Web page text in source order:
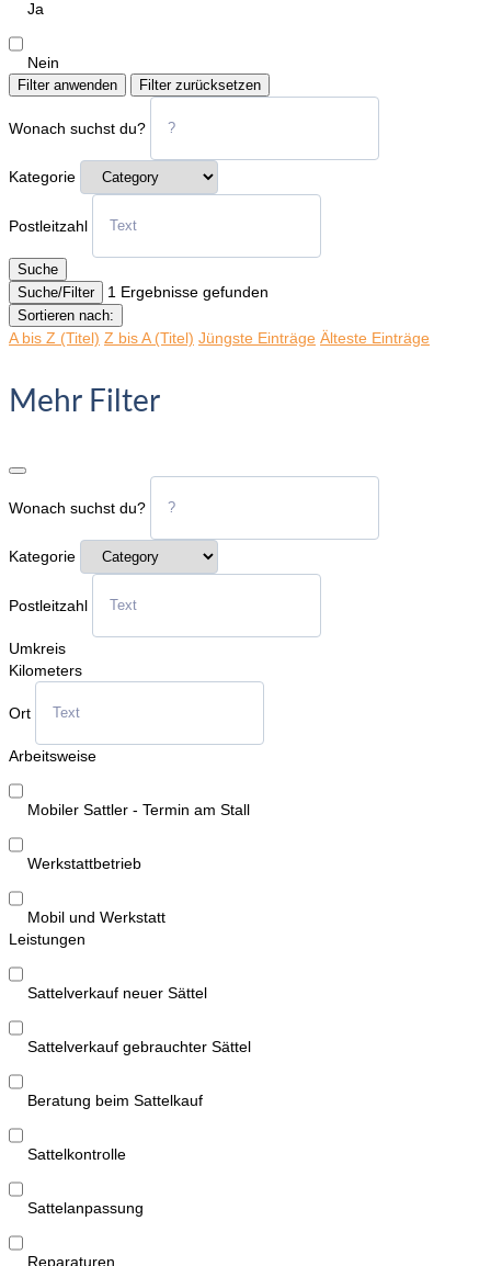
Ja
Nein
Filter anwenden Filter zurücksetzen
Wonach suchst du?
Kategorie
Postleitzahl
Suche
Suche/Filter
1 Ergebnisse gefunden
Sortieren nach:
A bis Z (Titel) Z bis A (Titel) Jüngste Einträge Älteste Einträge
Mehr Filter
Wonach suchst du?
Kategorie
Postleitzahl
Umkreis
Kilometers
Ort
Arbeitsweise
Mobiler Sattler - Termin am Stall
Werkstattbetrieb
Mobil und Werkstatt
Leistungen
Sattelverkauf neuer Sättel
Sattelverkauf gebrauchter Sättel
Beratung beim Sattelkauf
Sattelkontrolle
Sattelanpassung
Reparaturen